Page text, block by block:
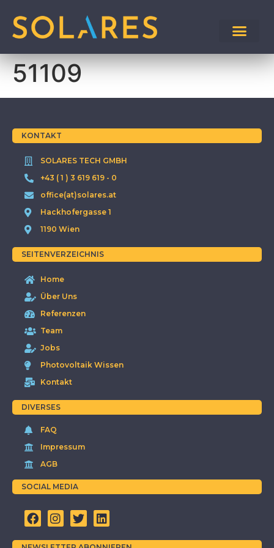
51109
KONTAKT
SOLARES TECH GMBH
+43 ( 1 ) 3 619 619 - 0
office(at)solares.at
Hackhofergasse 1
1190 Wien
SEITENVERZEICHNIS
Home
Über Uns
Referenzen
Team
Jobs
Photovoltaik Wissen
Kontakt
DIVERSES
FAQ
Impressum
AGB
SOCIAL MEDIA